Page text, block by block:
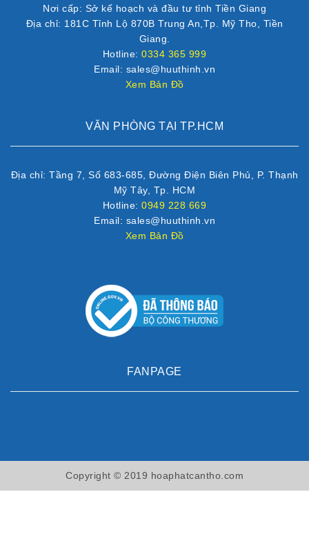
Nơi cấp: Sở kế hoạch và đầu tư tỉnh Tiền Giang
Địa chỉ: 181C Tỉnh Lộ 870B Trung An,Tp. Mỹ Tho, Tiền
Giang.
Hotline:0334 365 999
Email: sales@huuthinh.vn
Xem Bản Đồ
VĂN PHÒNG TẠI TP.HCM
Địa chỉ: Tầng 7, Số 683-685, Đường Điện Biên Phủ, P. Thạnh
Mỹ Tây, Tp. HCM
Hotline:0949 228 669
Email: sales@huuthinh.vn
Xem Bản Đồ
FANPAGE
Copyright © 2019 hoaphatcantho.com